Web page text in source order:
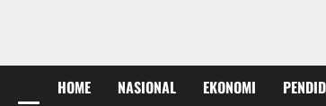
HOME NASIONAL EKONOMI